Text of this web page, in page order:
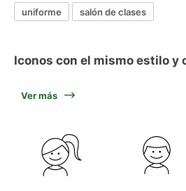
uniforme
salón de clases
Iconos con el mismo estilo y
Ver más